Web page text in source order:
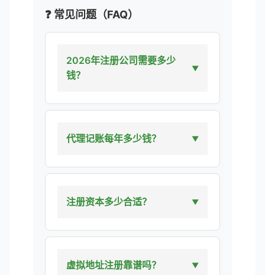
❓ 常见问题（FAQ）
2026年注册公司需要多少
钱？
代理记账每年多少钱？
注册资本多少合适？
虚拟地址注册靠谱吗？